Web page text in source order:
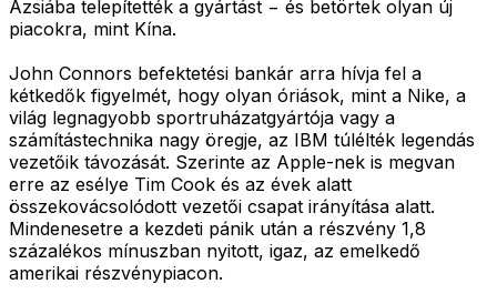
Ázsiába telepítették a gyártást − és betörtek olyan új
piacokra, mint Kína.
John Connors befektetési bankár arra hívja fel a
kétkedők figyelmét, hogy olyan óriások, mint a Nike, a
világ legnagyobb sportruházatgyártója vagy a
számítástechnika nagy öregje, az IBM túlélték legendás
vezetőik távozását. Szerinte az Apple-nek is megvan
erre az esélye Tim Cook és az évek alatt
összekovácsolódott vezetői csapat irányítása alatt.
Mindenesetre a kezdeti pánik után a részvény 1,8
százalékos mínuszban nyitott, igaz, az emelkedő
amerikai részvénypiacon.